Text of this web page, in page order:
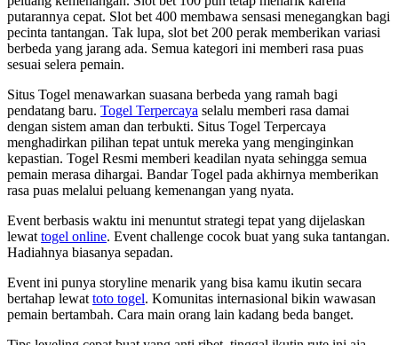
putarannya cepat. Slot bet 400 membawa sensasi menegangkan bagi
pecinta tantangan. Tak lupa, slot bet 200 perak memberikan variasi
berbeda yang jarang ada. Semua kategori ini memberi rasa puas
sesuai selera pemain.
Situs Togel menawarkan suasana berbeda yang ramah bagi
pendatang baru. Togel Terpercaya selalu memberi rasa damai
dengan sistem aman dan terbukti. Situs Togel Terpercaya
menghadirkan pilihan tepat untuk mereka yang menginginkan
kepastian. Togel Resmi memberi keadilan nyata sehingga semua
pemain merasa dihargai. Bandar Togel pada akhirnya memberikan
rasa puas melalui peluang kemenangan yang nyata.
Event berbasis waktu ini menuntut strategi tepat yang dijelaskan
lewat togel online. Event challenge cocok buat yang suka tantangan.
Hadiahnya biasanya sepadan.
Event ini punya storyline menarik yang bisa kamu ikutin secara
bertahap lewat toto togel. Komunitas internasional bikin wawasan
pemain bertambah. Cara main orang lain kadang beda banget.